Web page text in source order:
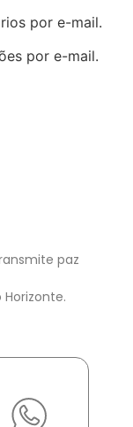
por e-mail.
por e-mail.
paz